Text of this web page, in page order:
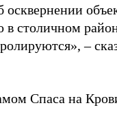
в столичном
–
Спаса на